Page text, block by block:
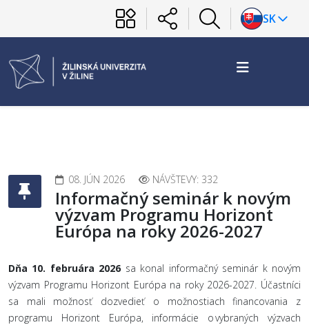
SK
08. JÚN 2026 NÁVŠTEVY: 332
Informačný seminár k novým
výzvam Programu Horizont
Európa na roky 2026-2027
Dňa 10. februára 2026 sa konal informačný seminár k novým
výzvam Programu Horizont Európa na roky 2026-2027. Účastníci
sa mali možnosť dozvedieť o možnostiach financovania z
programu Horizont Európa, informácie o vybraných výzvach